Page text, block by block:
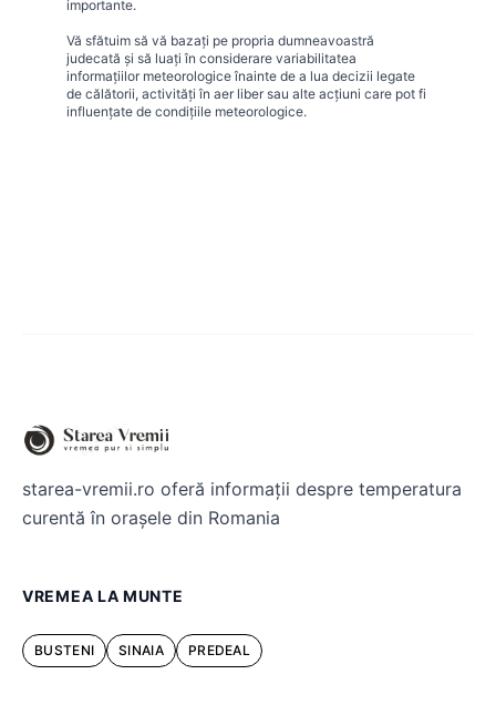
importante.
Vă sfătuim să vă bazați pe propria dumneavoastră
judecată și să luați în considerare variabilitatea
informațiilor meteorologice înainte de a lua decizii legate
de călătorii, activități în aer liber sau alte acțiuni care pot fi
influențate de condițiile meteorologice.
starea-vremii.ro oferă informații despre temperatura
curentă în orașele din Romania
VREMEA LA MUNTE
BUSTENI SINAIA PREDEAL